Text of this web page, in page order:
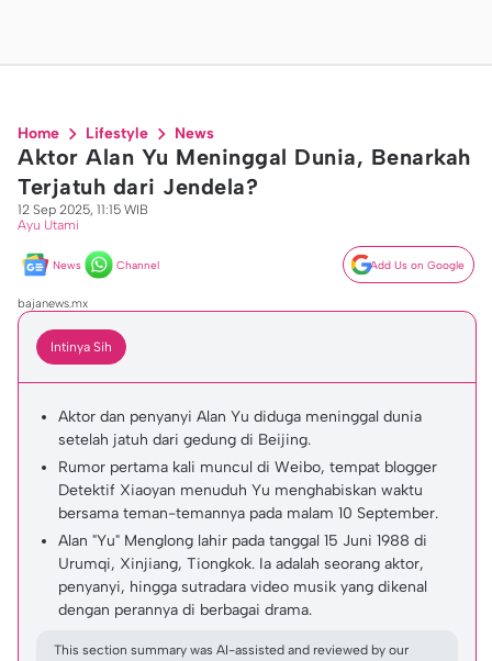
Home Lifestyle News
Aktor Alan Yu Meninggal Dunia, Benarkah
Terjatuh dari Jendela?
12 Sep 2025, 11:15 WIB
Ayu Utami
News Channel Add Us on Google
bajanews.mx
Intinya Sih
Aktor dan penyanyi Alan Yu diduga meninggal dunia
setelah jatuh dari gedung di Beijing.
Rumor pertama kali muncul di Weibo, tempat blogger
Detektif Xiaoyan menuduh Yu menghabiskan waktu
bersama teman-temannya pada malam 10 September.
Alan "Yu" Menglong lahir pada tanggal 15 Juni 1988 di
Urumqi, Xinjiang, Tiongkok. Ia adalah seorang aktor,
penyanyi, hingga sutradara video musik yang dikenal
dengan perannya di berbagai drama.
This section summary was AI-assisted and reviewed by our